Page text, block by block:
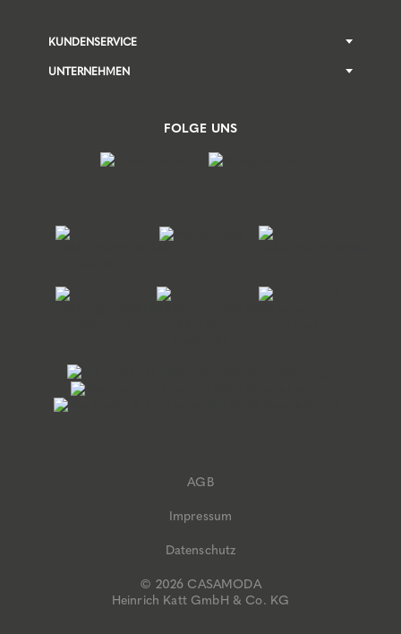
KUNDENSERVICE
UNTERNEHMEN
FOLGE UNS
© 2026 CASAMODA
Heinrich Katt GmbH & Co. KG
AGB
Impressum
Datenschutz